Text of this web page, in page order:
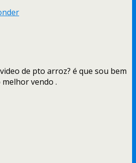
de pto arroz? é que sou bem
vendo .